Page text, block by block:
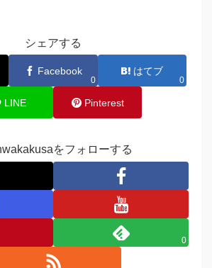
シェアする
Facebook
0
はてブ
0
LINE Pinterest
をフォローする
0